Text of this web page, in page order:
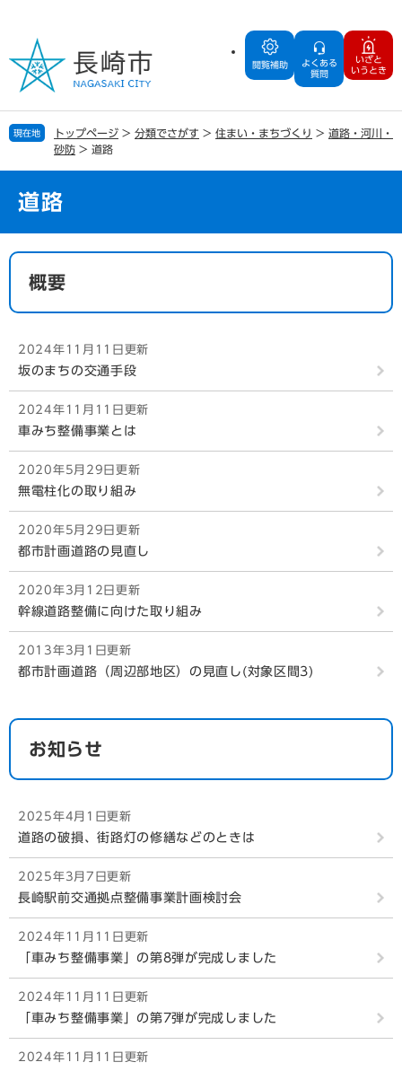
の
で
す
ー
ば
し
閲覧補助
よくある
質問
いざと
いうとき
現在地 トップページ > 分類でさがす > 住まい・まちづくり > 道路・河川・
砂防 > 道路
道路
本
概要
2024年11月11日更新
坂のまちの交通手段
2024年11月11日更新
車みち整備事業とは
2020年5月29日更新
無電柱化の取り組み
2020年5月29日更新
都市計画道路の見直し
2020年3月12日更新
幹線道路整備に向けた取り組み
2013年3月1日更新
都市計画道路（周辺部地区）の見直し(対象区間3)
お知らせ
2025年4月1日更新
道路の破損、街路灯の修繕などのときは
2025年3月7日更新
長崎駅前交通拠点整備事業計画検討会
2024年11月11日更新
「車みち整備事業」の第8弾が完成しました
2024年11月11日更新
「車みち整備事業」の第7弾が完成しました
2024年11月11日更新